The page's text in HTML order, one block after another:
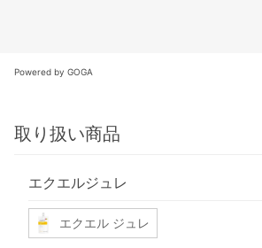
Powered by GOGA
取り扱い商品
エクエルジュレ
エクエル ジュレ